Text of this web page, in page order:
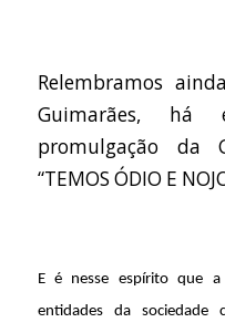
Relembramos
Guimarães,
promulgação da
“TEMOS ÓDIO E
E é nesse espírito que
entidades da